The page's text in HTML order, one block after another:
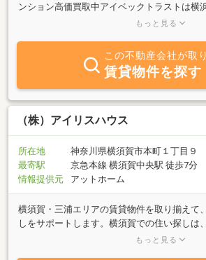
ンション高価買取中アイベックトラストは横
の売買・賃貸・管理及びリフォーム工事など
もっと見る
この不動産会社が取
賃貸物件を探す
（株）アイリスハウス
所在地
神奈川県横須賀市本町１丁目９
最寄駅
京急本線 横須賀中央駅 徒歩7分
情報提供元
アットホーム
横須賀・三浦エリアの賃貸物件を取り揃えて
しをサポートします。横須賀での住い探しは
相談ください。ご入居後の快適な暮らしもサ
もっと見る